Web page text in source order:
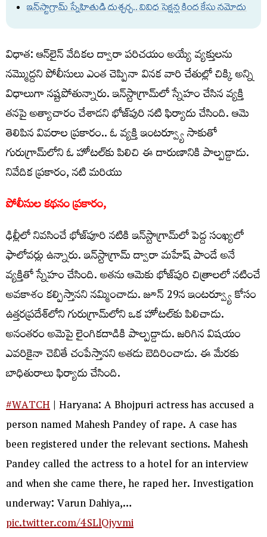
ఇన్‌స్టాగ్రామ్ స్నేహితుడి దుశ్చ‌ర్చ‌.. వివిధ సెక్ష‌న్ల కింద కేసు న‌మోదు
విధాత‌: ఆన్‌లైన్ వేదికల ద్వారా ప‌రిచ‌యం అయ్యే వ్య‌క్తుల‌ను
న‌మ్మొద్ద‌ని పోలీసులు ఎంత చెప్పినా విన‌క వారి చేతుల్లో చిక్కి అన్ని
విధాలుగా న‌ష్ట‌పోతున్నారు. ఇన్‌స్టాగ్రామ్‌లో స్నేహం చేసిన వ్యక్తి
తనపై అత్యాచారం చేశాడని భోజ్‌పురి నటి ఫిర్యాదు చేసింది. ఆమె
తెలిపిన వివరాల ప్రకారం.. ఓ వ్యక్తి ఇంటర్వ్యూ సాకుతో
గురుగ్రామ్‌లోని ఓ హోటల్‌కు పిలిచి ఈ దారుణానికి పాల్పడ్డాడు.
నివేదిక ప్రకారం, నటి మరియు
పోలీసుల కథనం ప్రకారం,
ఢిల్లీలో నివసించే భోజ్‌పూరి న‌టికి ఇన్‌స్టాగ్రామ్‌లో పెద్ద సంఖ్యలో
ఫాలోవర్లు ఉన్నారు. ఇన్‌స్టాగ్రామ్ ద్వారా మహేష్ పాండే అనే
వ్య‌క్తితో స్నేహం చేసింది. అతను ఆమెకు భోజ్‌పురి చిత్రాలలో నటించే
అవకాశం క‌ల్పిస్తాన‌ని న‌మ్మించాడు. జూన్ 29న ఇంటర్వ్యూ కోసం
ఉత్త‌ర‌ప్ర‌దేశ్‌లోని గురుగ్రామ్‌లోని ఒక హోటల్‌కు పిలిచాడు.
అనంత‌రం అమెపై లైంగిక‌దాడికి పాల్ప‌డ్డాడు. జ‌రిగిన విషయం
ఎవ‌రికైనా చెబితే చంపేస్తానని అత‌డు బెదిరించాడు. ఈ మేర‌కు
బాధితురాలు ఫిర్యాదు చేసింది.
#WATCH| Haryana: A Bhojpuri actress has accused a
person named Mahesh Pandey of rape. A case has
been registered under the relevant sections. Mahesh
Pandey called the actress to a hotel for an interview
and when she came there, he raped her. Investigation
underway: Varun Dahiya,…
pic.twitter.com/4SLlQjyvmi